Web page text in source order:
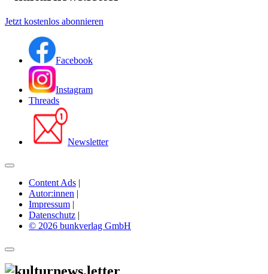
Jetzt kostenlos abonnieren
Facebook
Instagram
Threads
Newsletter
Content Ads |
Autor:innen |
Impressum |
Datenschutz |
© 2026 bunkverlag GmbH